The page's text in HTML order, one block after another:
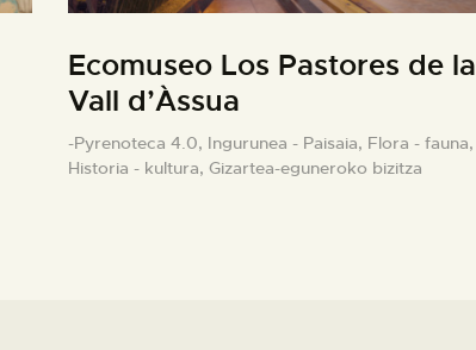
Ecomuseo Los Pastores de la
Vall d’Àssua
-Pyrenoteca 4.0, Ingurunea - Paisaia, Flora - fauna,
Historia - kultura, Gizartea-eguneroko bizitza